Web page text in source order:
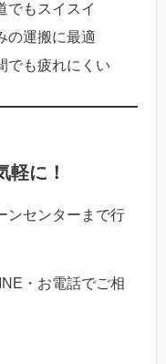
でもスイスイ
の運搬に最適
でも疲れにくい
軽に！
ンセンターまで行
・お電話でご相